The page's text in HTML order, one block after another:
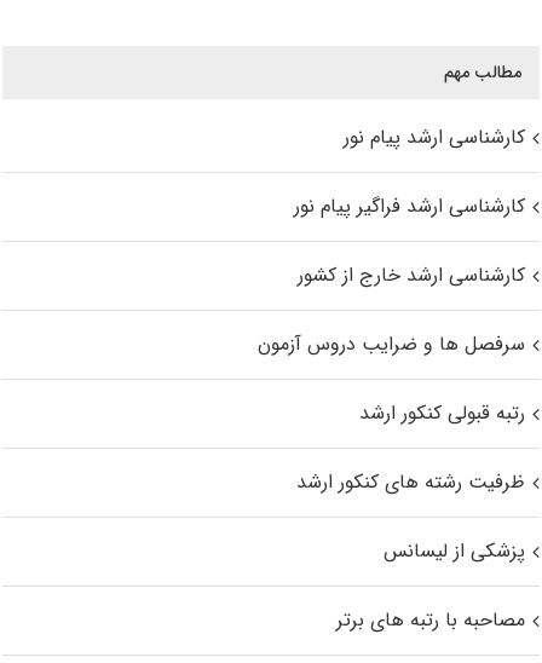
مطالب مهم
کارشناسی ارشد پیام نور
کارشناسی ارشد فراگیر پیام نور
کارشناسی ارشد خارج از کشور
سرفصل ها و ضرایب دروس آزمون
رتبه قبولی کنکور ارشد
ظرفیت رشته های کنکور ارشد
پزشکی از لیسانس
مصاحبه با رتبه های برتر